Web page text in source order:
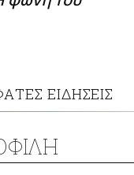
ΕΙΔΗΣΕΙΣ